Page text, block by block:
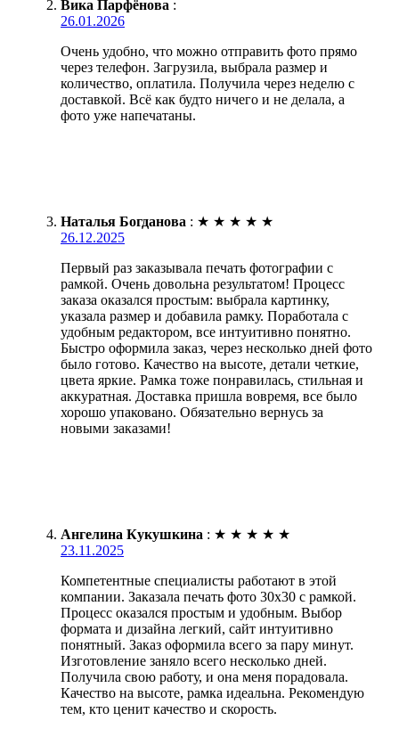
Вика Парфёнова :
26.01.2026
Очень удобно, что можно отправить фото прямо
через телефон. Загрузила, выбрала размер и
количество, оплатила. Получила через неделю с
доставкой. Всё как будто ничего и не делала, а
фото уже напечатаны.
Наталья Богданова : ★ ★ ★ ★ ★
26.12.2025
Первый раз заказывала печать фотографии с
рамкой. Очень довольна результатом! Процесс
заказа оказался простым: выбрала картинку,
указала размер и добавила рамку. Поработала с
удобным редактором, все интуитивно понятно.
Быстро оформила заказ, через несколько дней фото
было готово. Качество на высоте, детали четкие,
цвета яркие. Рамка тоже понравилась, стильная и
аккуратная. Доставка пришла вовремя, все было
хорошо упаковано. Обязательно вернусь за
новыми заказами!
Ангелина Кукушкина : ★ ★ ★ ★ ★
23.11.2025
Компетентные специалисты работают в этой
компании. Заказала печать фото 30х30 с рамкой.
Процесс оказался простым и удобным. Выбор
формата и дизайна легкий, сайт интуитивно
понятный. Заказ оформила всего за пару минут.
Изготовление заняло всего несколько дней.
Получила свою работу, и она меня порадовала.
Качество на высоте, рамка идеальна. Рекомендую
тем, кто ценит качество и скорость.